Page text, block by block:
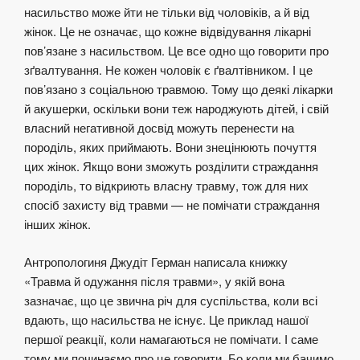
насильство може йти не тільки від чоловіків, а й від
жінок. Це не означає, що кожне відвідування лікарні
пов’язане з насильством. Це все одно що говорити про
зґвалтування. Не кожен чоловік є ґвалтівником. І це
пов’язано з соціальною травмою. Тому що деякі лікарки
й акушерки, оскільки вони теж народжують дітей, і свій
власний негативной досвід можуть перенести на
породіль, яких приймають. Вони знецінюють почуття
цих жінок. Якщо вони зможуть розділити страждання
породіль, то відкриють власну травму, тож для них
спосіб захисту від травми — не помічати страждання
інших жінок.
Антропологиня Джудіт Герман написала книжку
«Травма й одужання після травми», у якій вона
зазначає, що це звична річ для суспільства, коли всі
вдають, що насильства не існує. Це приклад нашої
першої реакції, коли намагаються не помічати. І саме